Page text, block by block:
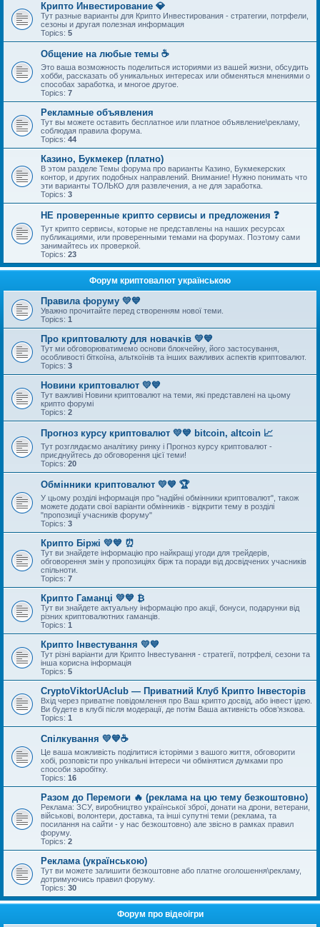
Крипто Инвестирование 💎
Тут разные варианты для Крипто Инвестирования - стратегии, потрфели,
сезоны и другая полезная информация
Topics: 5
Общение на любые темы ☕
Это ваша возможность поделиться историями из вашей жизни, обсудить
хобби, рассказать об уникальных интересах или обменяться мнениями о
способах заработка, и многое другое.
Topics: 7
Рекламные объявления
Тут вы можете оставить бесплатное или платное объявление\рекламу,
соблюдая правила форума.
Topics: 44
Казино, Букмекер (платно)
В этом разделе Темы форума про варианты Казино, Букмекерских
контор, и других подобных направлений. Внимание! Нужно понимать что
эти варианты ТОЛЬКО для развлечения, а не для заработка.
Topics: 3
НЕ проверенные крипто сервисы и предложения ❓
Тут крипто сервисы, которые не представлены на наших ресурсах
публикациями, или проверенными темами на форумах. Поэтому сами
занимайтесь их проверкой.
Topics: 23
Форум криптовалют українською
Правила форуму 💛💙
Уважно прочитайте перед створенням нової теми.
Topics: 1
Про криптовалюту для новачків 💛💙
Тут ми обговорюватимемо основи блокчейну, його застосування,
особливості біткоїна, альткоїнів та інших важливих аспектів криптовалют.
Topics: 3
Новини криптовалют 💛💙
Тут важливі Новини криптовалют на теми, які представлені на цьому
крипто форумі
Topics: 2
Прогноз курсу криптовалют 💛💙 bitcoin, altcoin 📈
Тут розглядаємо аналітику ринку і Прогноз курсу криптовалют -
приєднуйтесь до обговорення цієї теми!
Topics: 20
Обмінники криптовалют 💛💙 🏆
У цьому розділі інформація про "надійні обмінники криптовалют", також
можете додати свої варіанти обмінників - відкрити тему в розділі
"пропозиції учасників форуму"
Topics: 3
Крипто Біржі 💛💙 ⏰
Тут ви знайдете інформацію про найкращі угоди для трейдерів,
обговорення змін у пропозиціях бірж та поради від досвідчених учасників
спільноти.
Topics: 7
Крипто Гаманці 💛💙 ₿
Тут ви знайдете актуальну інформацію про акції, бонуси, подарунки від
різних криптовалютних гаманців.
Topics: 1
Крипто Інвестування 💛💙
Тут різні варіанти для Крипто Інвестування - стратегії, потрфелі, сезони та
інша корисна інформація
Topics: 5
CryptoViktorUAclub — Приватний Клуб Крипто Інвесторів
Вхід через приватне повідомлення про Ваш крипто досвід, або інвест ідею.
Ви будете в клубі після модерації, де потім Ваша активність обов’язкова.
Topics: 1
Спілкування 💛💙☕
Це ваша можливість поділитися історіями з вашого життя, обговорити
хобі, розповісти про унікальні інтереси чи обмінятися думками про
способи заробітку.
Topics: 16
Разом до Перемоги 🔥 (реклама на цю тему безкоштовно)
Реклама: ЗСУ, виробництво української зброї, донати на дрони, ветерани,
військові, волонтери, доставка, та інші супутні теми (реклама, та
посилання на сайти - у нас безкоштовно) але звісно в рамках правил
форуму.
Topics: 2
Реклама (українською)
Тут ви можете залишити безкоштовне або платне оголошення\рекламу,
дотримуючись правил форуму.
Topics: 30
Форум про відеоігри